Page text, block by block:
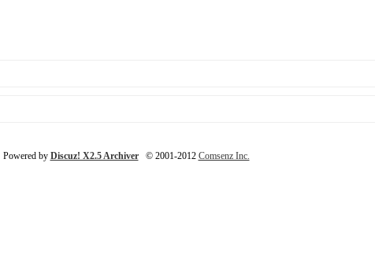
Powered by Discuz! X2.5 Archiver© 2001-2012 Comsenz Inc.